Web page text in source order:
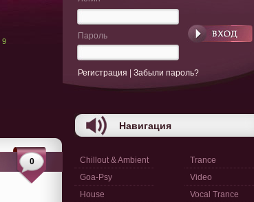
9
0
Пароль
Регистрация Забыли пароль?
Навигация
Chillout & Ambient
Goa-Psy
House
Trance
Video
Vocal Trance